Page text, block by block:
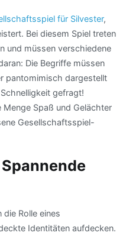
für Silvester,
Bei diesem Spiel treten
und müssen verschiedene
Die Begriffe müssen
pantomimisch dargestellt
gefragt!
Spaß und Gelächter
Gesellschaftsspiel-
Spannende
die Rolle eines
Identitäten aufdecken.